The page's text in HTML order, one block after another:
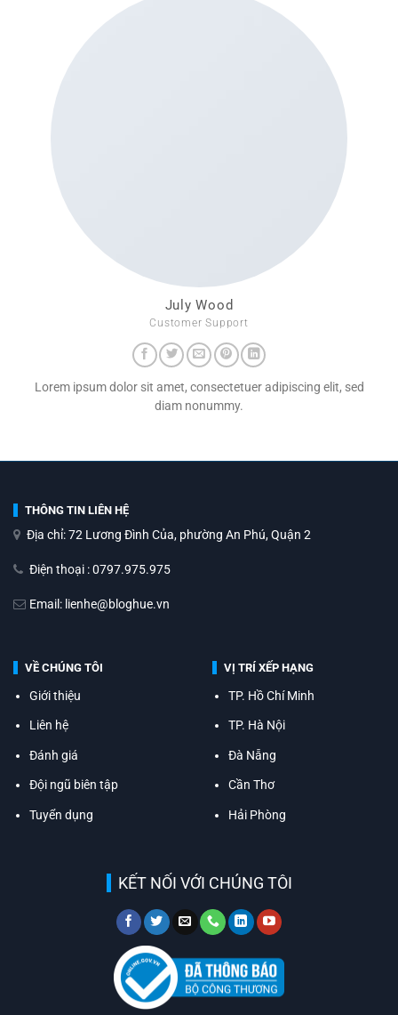
July Wood
Customer Support
Lorem ipsum dolor sit amet, consectetuer adipiscing elit, sed
diam nonummy.
THÔNG TIN LIÊN HỆ
Địa chỉ: 72 Lương Đình Của, phường An Phú, Quận 2
Điện thoại : 0797.975.975
Email: lienhe@bloghue.vn
VỀ CHÚNG TÔI
Giới thiệu
Liên hệ
Đánh giá
Đội ngũ biên tập
Tuyển dụng
VỊ TRÍ XẾP HẠNG
TP. Hồ Chí Minh
TP. Hà Nội
Đà Nẵng
Cần Thơ
Hải Phòng
KẾT NỐI VỚI CHÚNG TÔI